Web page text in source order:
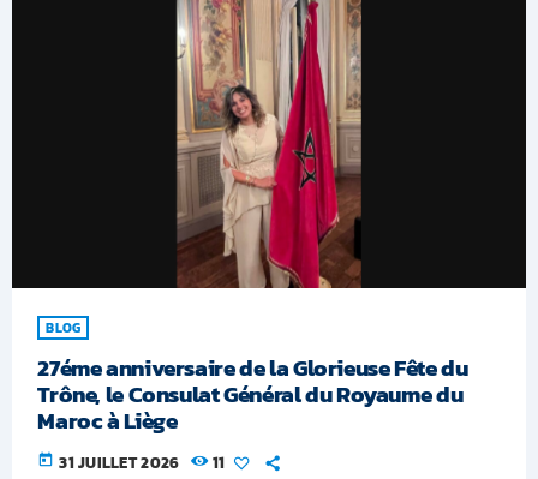
BLOG
27éme anniversaire de la Glorieuse Fête du
Trône, le Consulat Général du Royaume du
Maroc à Liège
today 31 JUILLET 2026 11